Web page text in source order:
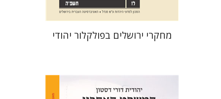
מחקרי ירושלים בפולקלור יהודי